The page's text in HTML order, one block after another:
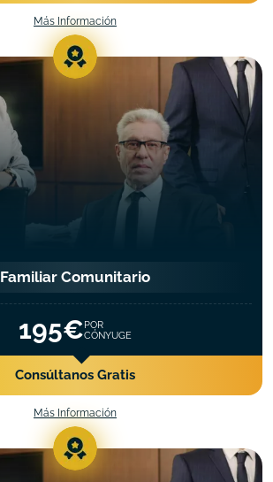
Más Información
Familiar Comunitario
195€POR
CÓNYUGE
Consúltanos Gratis
Más Información